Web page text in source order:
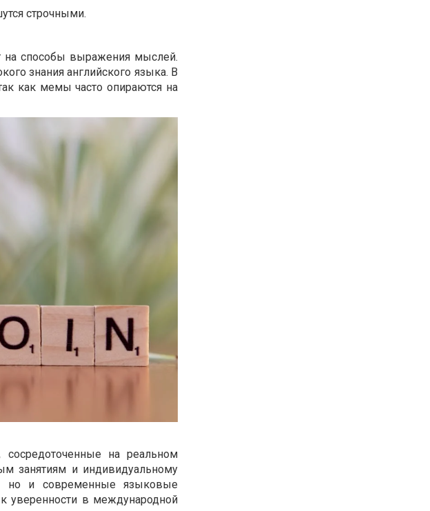
строчными.
способы выражения мыслей.
знания английского языка. В
как мемы часто опираются на
сосредоточенные на реальном
занятиям и индивидуальному
но и современные языковые
уверенности в международной